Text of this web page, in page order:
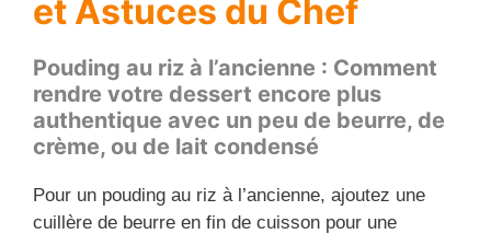
et Astuces du Chef
Pouding au riz à l’ancienne : Comment
rendre votre dessert encore plus
authentique avec un peu de beurre, de
crème, ou de lait condensé
Pour un pouding au riz à l’ancienne, ajoutez une
cuillère de beurre en fin de cuisson pour une